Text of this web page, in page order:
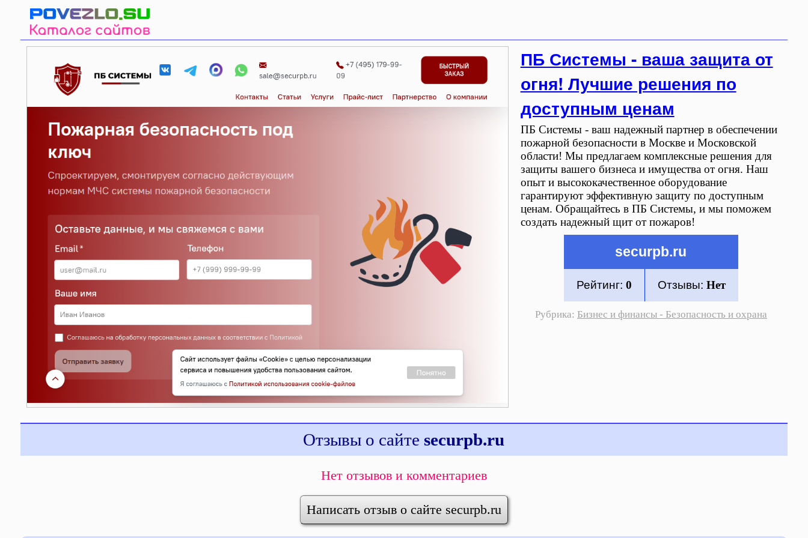
ПБ Системы - ваша защита от
огня! Лучшие решения по
доступным ценам
ПБ Системы - ваш надежный партнер в обеспечении
пожарной безопасности в Москве и Московской
области! Мы предлагаем комплексные решения для
защиты вашего бизнеса и имущества от огня. Наш
опыт и высококачественное оборудование
гарантируют эффективную защиту по доступным
ценам. Обращайтесь в ПБ Системы, и мы поможем
создать надежный щит от пожаров!
securpb.ru
Рейтинг: 0 Отзывы: Нет
Рубрика: Бизнес и финансы - Безопасность и охрана
Отзывы о сайте securpb.ru
Нет отзывов и комментариев
Написать отзыв о сайте securpb.ru